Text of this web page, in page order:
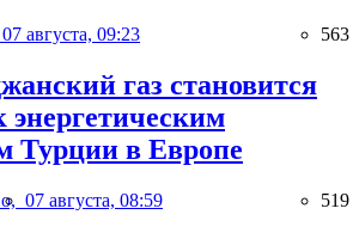
07 августа, 09:23 563
газ становится
Турции в Европе
07 августа, 08:59 519